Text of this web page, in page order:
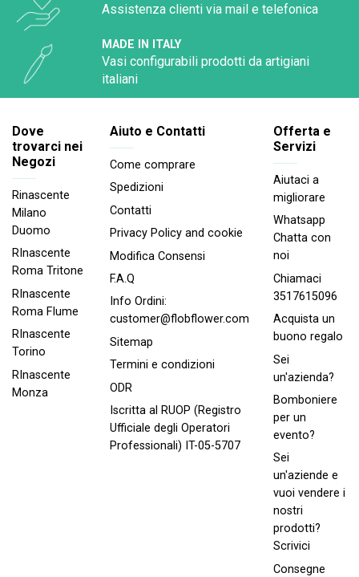
Assistenza clienti via mail e telefonica
MADE IN ITALY
Vasi configurabili prodotti da artigiani
italiani
Dove
trovarci nei
Negozi
Rinascente
Milano
Duomo
RInascente
Roma Tritone
RInascente
Roma FIume
RInascente
Torino
RInascente
Monza
Aiuto e Contatti
Come comprare
Spedizioni
Contatti
Privacy Policy and cookie
Modifica Consensi
F.A.Q
Info Ordini:
customer@flobflower.com
Sitemap
Termini e condizioni
ODR
Iscritta al RUOP (Registro
Ufficiale degli Operatori
Professionali) IT-05-5707
Offerta e
Servizi
Aiutaci a
migliorare
Whatsapp
Chatta con
noi
Chiamaci
3517615096
Acquista un
buono regalo
Sei
un'azienda?
Bomboniere
per un
evento?
Sei
un'aziende e
vuoi vendere i
nostri
prodotti?
Scrivici
Consegne